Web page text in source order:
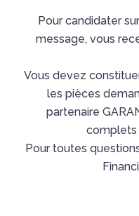
Pour candidater
message, vous
Vous devez
les pièces
partenaire
complets
Pour toutes